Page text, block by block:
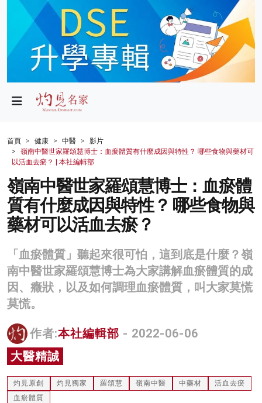
政局
財經
生活
健康
商業
科技
影片
名家榜
灼見活動
關於我們
首頁 健康 中醫
影片
嶺南中醫世家羅頌慧博士：血瘀體質有什麼成因與特性？ 哪些食物與藥材可
以活血去瘀？ | 本社編輯部
嶺南中醫世家羅頌慧博士：血瘀體
質有什麼成因與特性？ 哪些食物與
藥材可以活血去瘀？
「血瘀體質」聽起來很可怕，這到底是什麼？嶺
南中醫世家羅頌慧博士為大家講解血瘀體質的成
因、癥狀，以及如何調理血瘀體質，叫大家莫慌
莫慌。
作者:本社編輯部 - 2022-06-06
大醫精誠
灼見原創 灼見獨家 羅頌慧 嶺南中醫 中藥材
活血去瘀
血瘀體質